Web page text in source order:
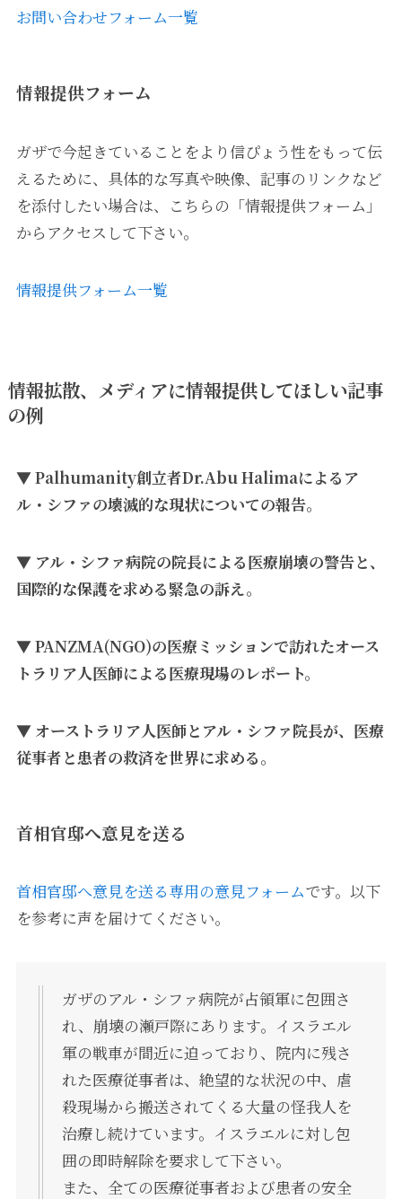
お問い合わせフォーム一覧
情報提供フォーム
ガザで今起きていることをより信ぴょう性をもって伝
えるために、具体的な写真や映像、記事のリンクなど
を添付したい場合は、こちらの「情報提供フォーム」
からアクセスして下さい。
情報提供フォーム一覧
情報拡散、メディアに情報提供してほしい記事
の例
▼ Palhumanity創立者Dr.Abu Halimaによるア
ル・シファの壊滅的な現状についての報告。
▼ アル・シファ病院の院長による医療崩壊の警告と、
国際的な保護を求める緊急の訴え。
▼ PANZMA(NGO)の医療ミッションで訪れたオース
トラリア人医師による医療現場のレポート。
▼ オーストラリア人医師とアル・シファ院長が、医療
従事者と患者の救済を世界に求める。
首相官邸へ意見を送る
首相官邸へ意見を送る専用の意見フォームです。以下
を参考に声を届けてください。
ガザのアル・シファ病院が占領軍に包囲さ
れ、崩壊の瀬戸際にあります。イスラエル
軍の戦車が間近に迫っており、院内に残さ
れた医療従事者は、絶望的な状況の中、虐
殺現場から搬送されてくる大量の怪我人を
治療し続けています。イスラエルに対し包
囲の即時解除を要求して下さい。
また、全ての医療従事者および患者の安全